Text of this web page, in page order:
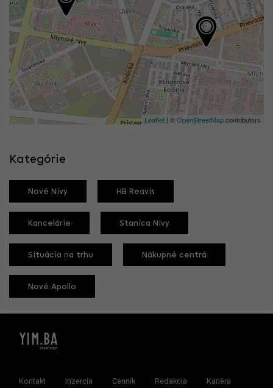
Leaflet | ©OpenStreetMapcontributors
Kategórie
Nové Nivy HB Reavis
Kancelárie Stanica Nivy
Situácia na trhu Nákupné centrá
Nové Apollo
Kontakt Inzercia Cenník Redakcia Kariéra